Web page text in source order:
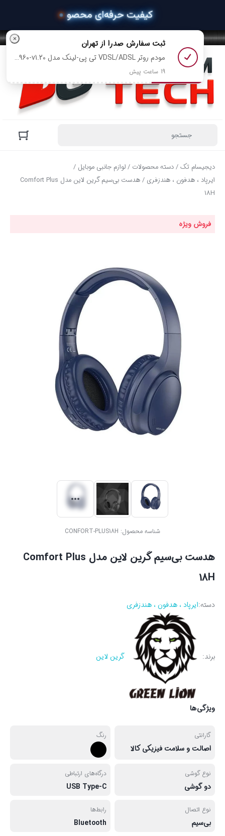
دیجیسام تک/دسته محصولات /لوازم جانبی موبایل /
ایرپاد ، هدفون ، هندزفری
/ هدست بی‌سیم گرین لاین مدل Comfort Plus
18H
فروش ویژه
شناسه محصول: CONFORT-PLUS18H
هدست بی‌سیم گرین لاین مدل Comfort Plus
18H
دسته:ایرپاد ، هدفون ، هندزفری
برند: گرین لاین
ویژگی‌ها
گارانتی
اصالت و سلامت فیزیکی کالا
رنگ
نوع گوشی
دو گوشی
درگاه‌های ارتباطی
USB Type-C
نوع اتصال
بی‌سیم
رابط‌ها
Bluetooth
× ثبت سفارش صدرااز تهران
مودم روتر VDSL/ADSL تی پی-لینک مدل TD-W9960-v1.20 رو خرید کرد
19 ساعت پیش